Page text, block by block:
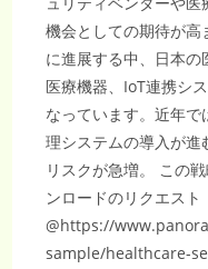
機会としての期待が
に進展する中、日本
医療機器、IoT連携シ
なっています。近年
理システムの導入が
リスクが急増。 この
ンロードのリクエスト
@https://
sample/healthcare-